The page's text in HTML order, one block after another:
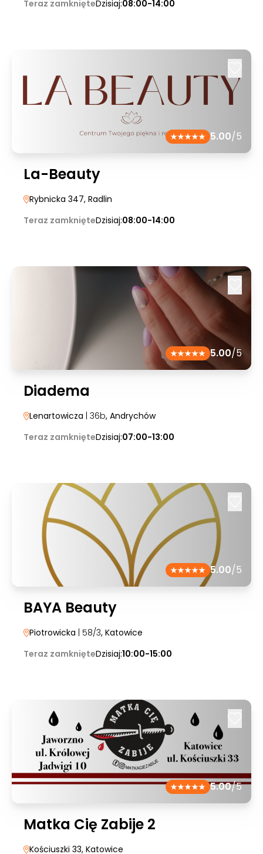
Teraz zamknięteDzisiaj:08:00-14:00
5.00/5
La-Beauty
Rybnicka 347, Radlin
Teraz zamknięteDzisiaj:08:00-14:00
5.00/5
Diadema
Lenartowicza | 36b, Andrychów
Teraz zamknięteDzisiaj:07:00-13:00
5.00/5
BAYA Beauty
Piotrowicka | 58/3, Katowice
Teraz zamknięteDzisiaj:10:00-15:00
5.00/5
Matka Cię Zabije 2
Kościuszki 33, Katowice